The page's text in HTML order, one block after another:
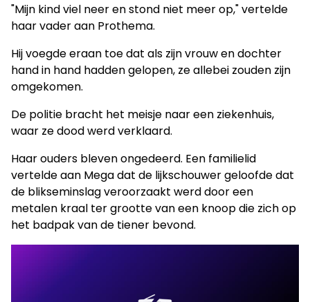
"Mijn kind viel neer en stond niet meer op," vertelde
haar vader aan Prothema.
Hij voegde eraan toe dat als zijn vrouw en dochter
hand in hand hadden gelopen, ze allebei zouden zijn
omgekomen.
De politie bracht het meisje naar een ziekenhuis,
waar ze dood werd verklaard.
Haar ouders bleven ongedeerd. Een familielid
vertelde aan Mega dat de lijkschouwer geloofde dat
de blikseminslag veroorzaakt werd door een
metalen kraal ter grootte van een knoop die zich op
het badpak van de tiener bevond.